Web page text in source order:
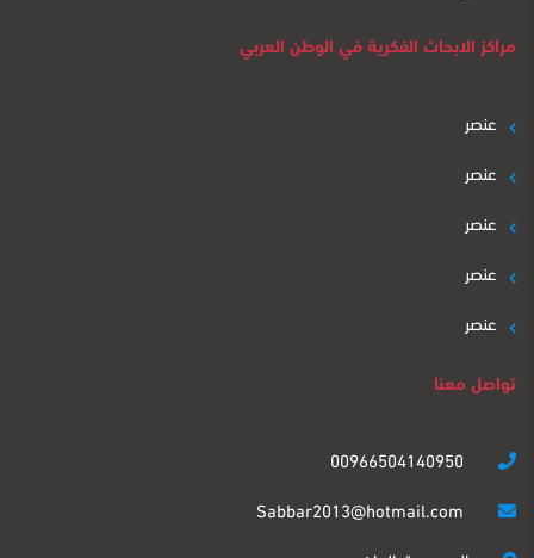
مراكز الابحاث الفكرية في الوطن العربي
عنصر
عنصر
عنصر
عنصر
عنصر
تواصل معنا